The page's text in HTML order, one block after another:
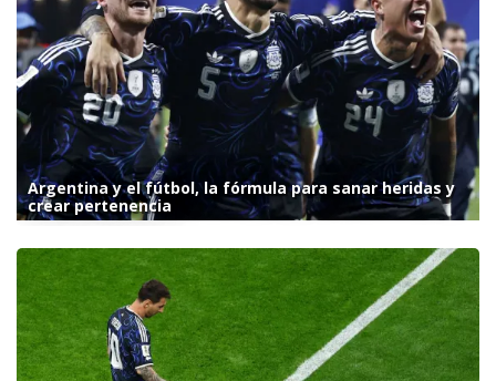
Argentina y el fútbol, la fórmula para sanar heridas y
crear pertenencia